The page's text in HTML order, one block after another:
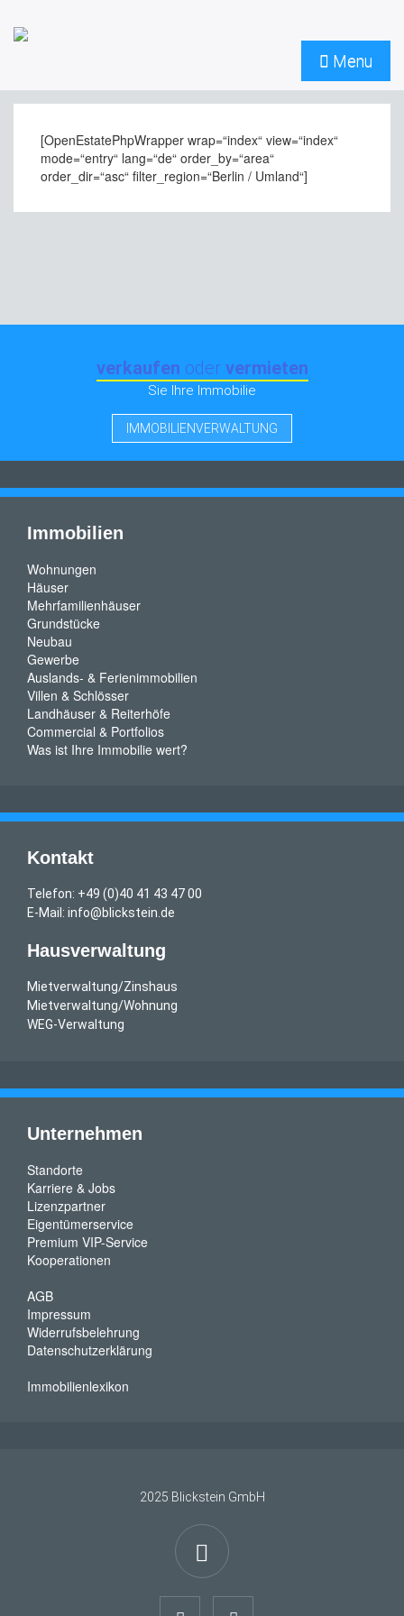
Menu
[OpenEstatePhpWrapper wrap=“index“ view=“index“
mode=“entry“ lang=“de“ order_by=“area“
order_dir=“asc“ filter_region=“Berlin / Umland“]
verkaufen odervermieten
Sie Ihre Immobilie
IMMOBILIENVERWALTUNG
Immobilien
Wohnungen
Häuser
Mehrfamilienhäuser
Grundstücke
Neubau
Gewerbe
Auslands- & Ferienimmobilien
Villen & Schlösser
Landhäuser & Reiterhöfe
Commercial & Portfolios
Was ist Ihre Immobilie wert?
Kontakt
Telefon: +49 (0)40 41 43 47 00
E-Mail: info@blickstein.de
Hausverwaltung
Mietverwaltung/Zinshaus
Mietverwaltung/Wohnung
WEG-Verwaltung
Unternehmen
Standorte
Karriere & Jobs
Lizenzpartner
Eigentümerservice
Premium VIP-Service
Kooperationen
AGB
Impressum
Widerrufsbelehrung
Datenschutzerklärung
Immobilienlexikon
2025 Blickstein GmbH